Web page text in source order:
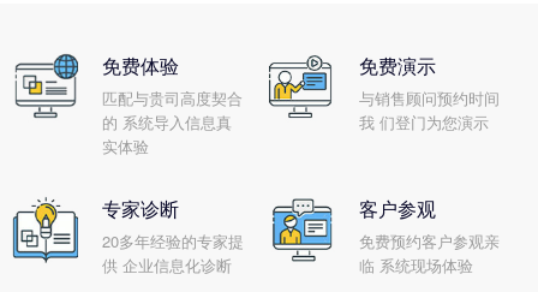
免费体验
匹配与贵司高度契合
的 系统导入信息真
实体验
免费演示
与销售顾问预约时间
我 们登门为您演示
专家诊断
20多年经验的专家提
供 企业信息化诊断
客户参观
免费预约客户参观亲
临 系统现场体验